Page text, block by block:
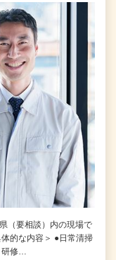
（要相談）内の現場で
的な内容＞ ●日常清掃
修…